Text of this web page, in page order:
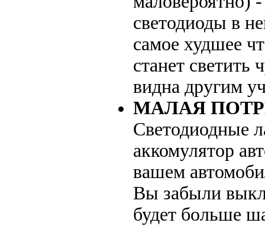
светодиоды в
самое худшее
станет светить
видна другим
МАЛАЯ
Светодиодные
аккомулятор
вашем
Вы забыли
будет больше